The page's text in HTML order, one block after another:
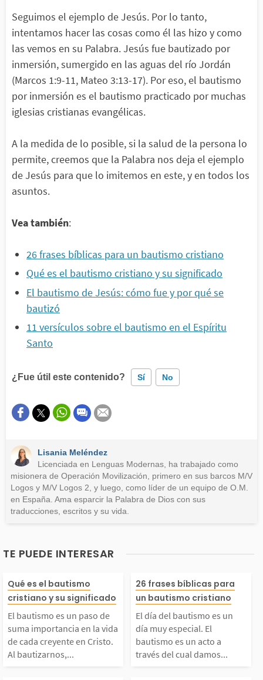
Seguimos el ejemplo de Jesús. Por lo tanto,
intentamos hacer las cosas como él las hizo y como
las vemos en su Palabra. Jesús fue bautizado por
inmersión, sumergido en las aguas del río Jordán
(Marcos 1:9-11, Mateo 3:13-17). Por eso, el bautismo
por inmersión es el bautismo practicado por muchas
iglesias cristianas evangélicas.
A la medida de lo posible, si la salud de la persona lo
permite, creemos que la Palabra nos deja el ejemplo
de Jesús para que lo imitemos en este, y en todos los
asuntos.
Vea también:
26 frases bíblicas para un bautismo cristiano
Qué es el bautismo cristiano y su significado
El bautismo de Jesús: cómo fue y por qué se
bautizó
11 versículos sobre el bautismo en el Espíritu
Santo
¿Fue útil este contenido? Sí No
Este contenido contiene información incorrecta
Otro
Lisania Meléndez
Licenciada en Lenguas Modernas, ha trabajado como
misionera de Operación Movilización, primero en sus barcos M/V
Logos y M/V Logos 2, y luego, como líder de un equipo de O.M.
en España. Ama esparcir la Palabra de Dios con sus
traducciones, escritos y su vida.
TE PUEDE INTERESAR
bautismo es un pas
de suma importanci
en la vida de cada c
Qué es el bautismo
cristiano y su significado
El bautismo es un paso de
suma importancia en la vida
de cada creyente en Cristo.
Al bautizarnos,...
El día del
un día muy
El bautismo es
26 frases bíblicas para
un bautismo cristiano
El día del bautismo es un
día muy especial. El
bautismo es un acto a
través del cual damos...